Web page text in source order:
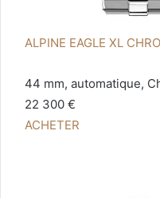
ALPINE EAGLE XL
44 mm, automatique,
22 300 €
ACHETER